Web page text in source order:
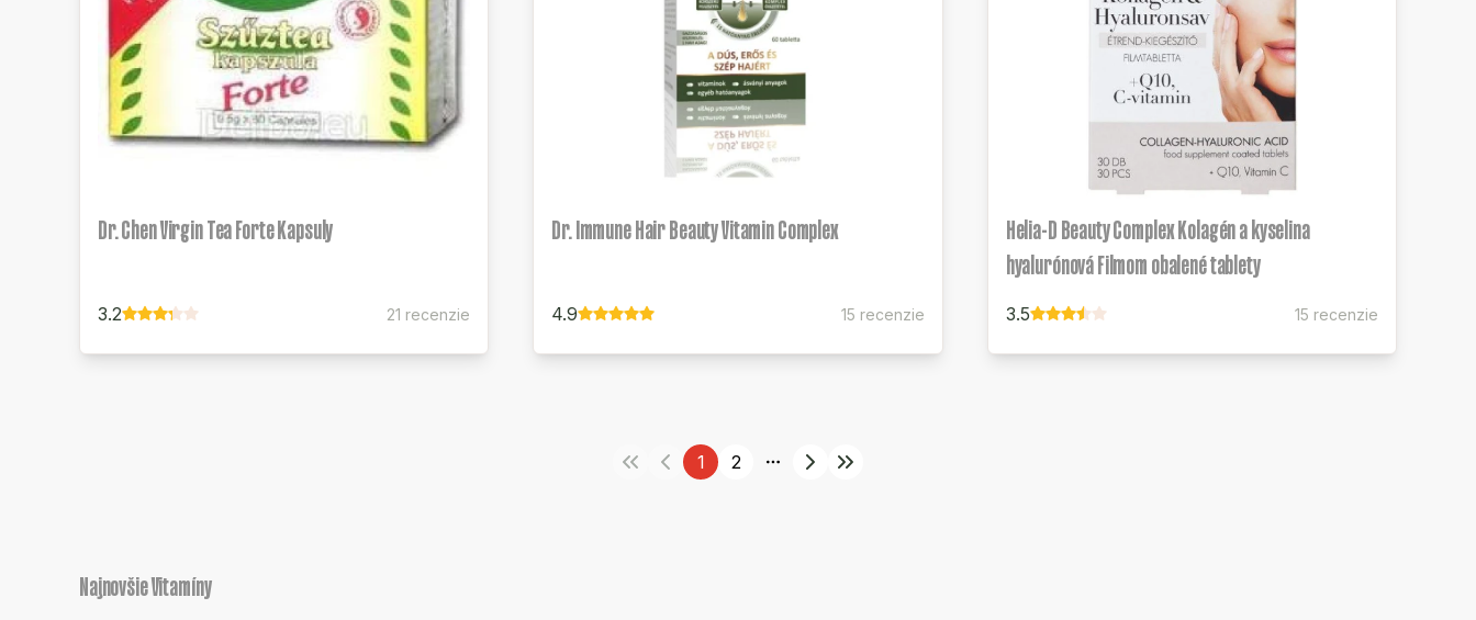
Dr. Chen Virgin Tea Forte Kapsuly
3.2 21 recenzie
Dr. Immune Hair Beauty Vitamin Complex
4.9 15 recenzie
Helia-D Beauty Complex Kolagén a kyselina
hyalurónová Filmom obalené tablety
3.5 15 recenzie
1 2
More pages
Najnovšie Vitamíny